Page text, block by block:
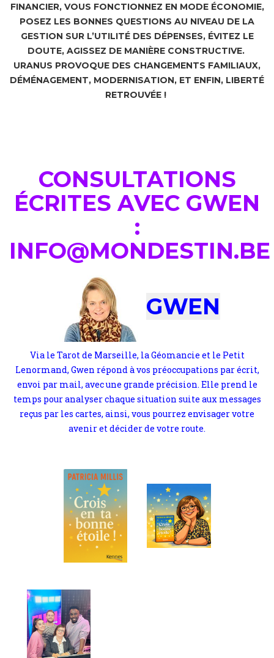
FINANCIER, VOUS FONCTIONNEZ EN MODE ÉCONOMIE,
POSEZ LES BONNES QUESTIONS AU NIVEAU DE LA
GESTION SUR L’UTILITÉ DES DÉPENSES, ÉVITEZ LE
DOUTE, AGISSEZ DE MANIÈRE CONSTRUCTIVE.
URANUS PROVOQUE DES CHANGEMENTS FAMILIAUX,
DÉMÉNAGEMENT, MODERNISATION, ET ENFIN, LIBERTÉ
RETROUVÉE !
CONSULTATIONS
ÉCRITES AVEC GWEN
:
INFO@MONDESTIN.BE
GWEN
Via le Tarot de Marseille, la Géomancie et le Petit
Lenormand, Gwen répond à vos préoccupations par écrit,
envoi par mail, avec une grande précision. Elle prend le
temps pour analyser chaque situation suite aux messages
reçus par les cartes, ainsi, vous pourrez envisager votre
avenir et décider de votre route.